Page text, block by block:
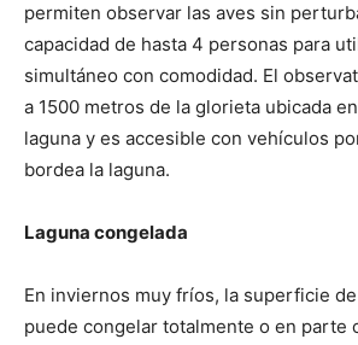
permiten observar las aves sin
capacidad de hasta 4 personas para
simultáneo con comodidad. El
a 1500 metros de la glorieta ubicada
laguna y es accesible con vehículos
bordea la laguna.
Laguna congelada
En inviernos muy fríos, la superficie
puede congelar totalmente o en parte